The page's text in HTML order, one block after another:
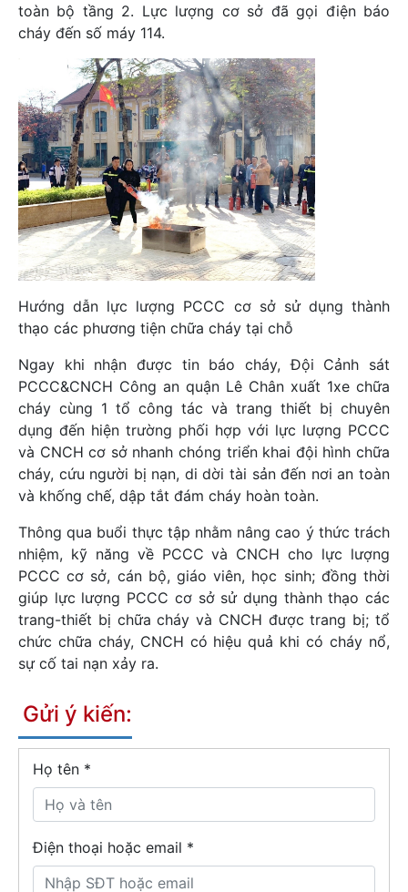
toàn bộ tầng 2. Lực lượng cơ sở đã gọi điện báo
cháy đến số máy 114.
Hướng dẫn lực lượng PCCC cơ sở sử dụng thành
thạo các phương tiện chữa cháy tại chỗ
Ngay khi nhận được tin báo cháy, Đội Cảnh sát
PCCC&CNCH Công an quận Lê Chân xuất 1xe chữa
cháy cùng 1 tổ công tác và trang thiết bị chuyên
dụng đến hiện trường phối hợp với lực lượng PCCC
và CNCH cơ sở nhanh chóng triển khai đội hình chữa
cháy, cứu người bị nạn, di dời tài sản đến nơi an toàn
và khống chế, dập tắt đám cháy hoàn toàn.
Thông qua buổi thực tập nhằm nâng cao ý thức trách
nhiệm, kỹ năng về PCCC và CNCH cho lực lượng
PCCC cơ sở, cán bộ, giáo viên, học sinh; đồng thời
giúp lực lượng PCCC cơ sở sử dụng thành thạo các
trang-thiết bị chữa cháy và CNCH được trang bị; tổ
chức chữa cháy, CNCH có hiệu quả khi có cháy nổ,
sự cố tai nạn xảy ra.
Gửi ý kiến:
Họ tên *
Điện thoại hoặc email *